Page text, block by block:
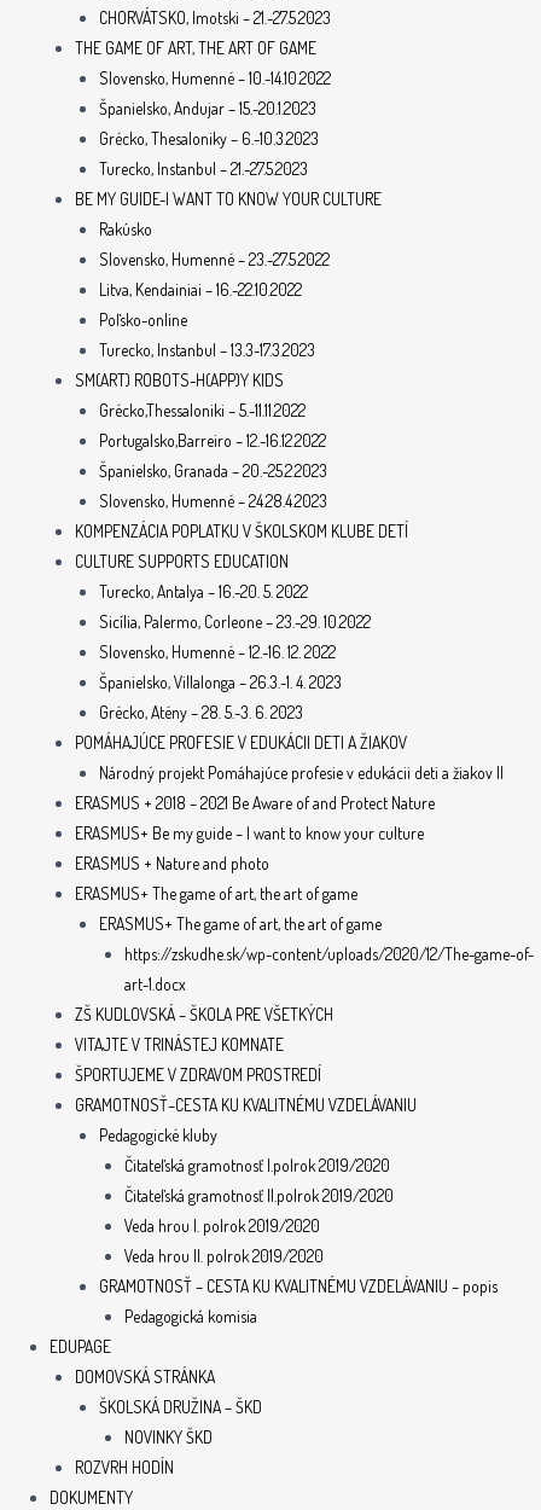
CHORVÁTSKO, Imotski – 21.-27.5.2023
THE GAME OF ART, THE ART OF GAME
Slovensko, Humenné – 10.-14.10.2022
Španielsko, Andujar – 15.-20.1.2023
Grécko, Thesaloniky – 6.-10.3.2023
Turecko, Instanbul – 21.-27.5.2023
BE MY GUIDE-I WANT TO KNOW YOUR CULTURE
Rakúsko
Slovensko, Humenné – 23.-27.5.2022
Litva, Kendainiai – 16.-22.10.2022
Poľsko-online
Turecko, Instanbul – 13.3-17.3.2023
SM(ART) ROBOTS-H(APP)Y KIDS
Grécko,Thessaloniki – 5.-11.11.2022
Portugalsko,Barreiro – 12.-16.12.2022
Španielsko, Granada – 20.-25.2.2023
Slovensko, Humenné – 24.28.4.2023
KOMPENZÁCIA POPLATKU V ŠKOLSKOM KLUBE DETÍ
CULTURE SUPPORTS EDUCATION
Turecko, Antalya – 16.-20. 5. 2022
Sicília, Palermo, Corleone – 23.-29. 10.2022
Slovensko, Humenné – 12.-16. 12. 2022
Španielsko, Villalonga – 26.3.-1. 4. 2023
Grécko, Atény – 28. 5.-3. 6. 2023
POMÁHAJÚCE PROFESIE V EDUKÁCII DETI A ŽIAKOV
Národný projekt Pomáhajúce profesie v edukácii deti a žiakov II
ERASMUS + 2018 – 2021 Be Aware of and Protect Nature
ERASMUS+ Be my guide – I want to know your culture
ERASMUS + Nature and photo
ERASMUS+ The game of art, the art of game
ERASMUS+ The game of art, the art of game
https://zskudhe.sk/wp-content/uploads/2020/12/The-game-of-
art-1.docx
ZŠ KUDLOVSKÁ – ŠKOLA PRE VŠETKÝCH
VITAJTE V TRINÁSTEJ KOMNATE
ŠPORTUJEME V ZDRAVOM PROSTREDÍ
GRAMOTNOSŤ–CESTA KU KVALITNÉMU VZDELÁVANIU
Pedagogické kluby
Čitateľská gramotnosť I.polrok 2019/2020
Čitateľská gramotnosť II.polrok 2019/2020
Veda hrou I. polrok 2019/2020
Veda hrou II. polrok 2019/2020
GRAMOTNOSŤ – CESTA KU KVALITNÉMU VZDELÁVANIU – popis
Pedagogická komisia
EDUPAGE
DOMOVSKÁ STRÁNKA
ŠKOLSKÁ DRUŽINA – ŠKD
NOVINKY ŠKD
ROZVRH HODÍN
DOKUMENTY